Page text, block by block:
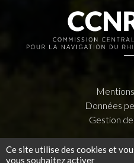
Données
Gestion
Une créationPress-
Ce site utilise des cookies et
vous souhaitez activer